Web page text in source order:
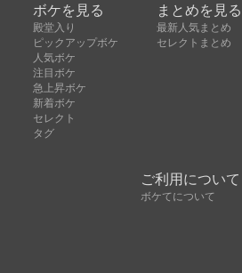
ボケを見る
殿堂入り
ピックアップボケ
人気ボケ
注目ボケ
急上昇ボケ
新着ボケ
セレクト
タグ
まとめを見る
最新人気まとめ
セレクトまとめ
ご利用について
ボケてについて